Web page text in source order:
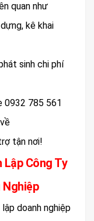
quan như
kê khai
sinh chi phí
0932 785 561
tận nơi!
Công Ty
Nghiệp
doanh nghiệp